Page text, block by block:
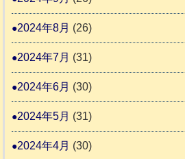
2024年8月 (26)
2024年7月 (31)
2024年6月 (30)
2024年5月 (31)
2024年4月 (30)